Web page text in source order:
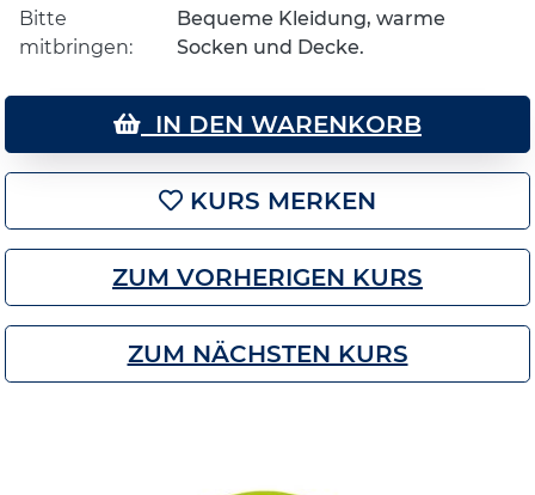
Bitte
mitbringen:
Bequeme Kleidung, warme
Socken und Decke.
IN DEN WARENKORB
KURS MERKEN
ZUM VORHERIGEN KURS
ZUM NÄCHSTEN KURS